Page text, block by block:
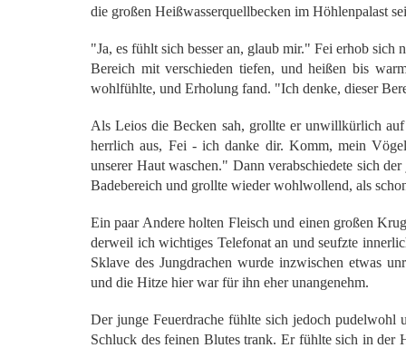
die großen Heißwasserquellbecken im Höhlenpalast
"Ja, es fühlt sich besser an, glaub mir." Fei erhob sich
Bereich mit verschieden tiefen, und heißen bis
wohlfühlte, und Erholung fand. "Ich denke, dieser
Als Leios die Becken sah, grollte er unwillkürlich
herrlich aus, Fei - ich danke dir. Komm, mein
unserer Haut waschen." Dann verabschiedete sich
Badebereich und grollte wieder wohlwollend, als
Ein paar Andere holten Fleisch und einen großen
derweil ich wichtiges Telefonat an und seufzte
Sklave des Jungdrachen wurde inzwischen etwas
und die Hitze hier war für ihn eher unangenehm.
Der junge Feuerdrache fühlte sich jedoch pudelwohl
Schluck des feinen Blutes trank. Er fühlte sich in der